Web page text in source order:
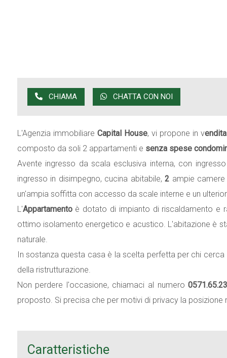
CHIAMA CHATTA CON NOI
L'Agenzia immobiliare Capital House, vi propone in v
composto da soli 2 appartamenti e senza spese
Avente ingresso da scala esclusiva interna, con
ingresso in disimpegno, cucina abitabile,2 ampie
un'ampia soffitta con accesso da scale interne e un
L'Appartamentoè dotato di impianto di riscaldamento e
ottimo isolamento energetico e acustico. L'abitazione è
naturale.
In sostanza questa casa è la scelta perfetta per chi
della ristrutturazione.
Non perdere l'occasione, chiamaci al numero
proposto. Si precisa che per motivi di privacy la
Caratteristiche